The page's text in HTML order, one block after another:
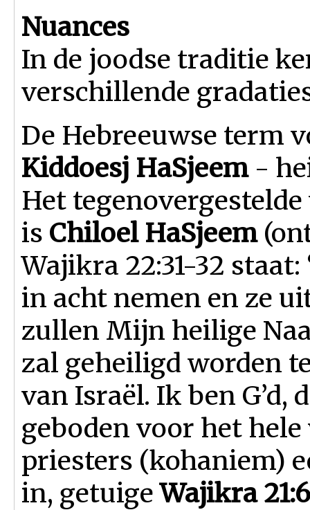
Nuances
In de joodse traditie
verschillende
De Hebreeuwse term
Kiddoesj HaSjeem -
Het
is Chiloel HaSjeem
Wajikra 22:31-32
in acht nemen en ze
zullen Mijn heilige
zal geheiligd worden
van Israël. Ik ben G’d,
geboden voor het
priesters (kohaniem)
in, getuigeWajikra 21:6